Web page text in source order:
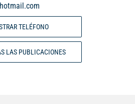
TELÉFONO
LAS PUBLICACIONES